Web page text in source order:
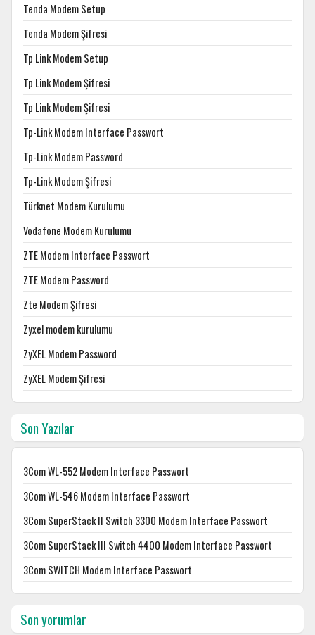
Tenda Modem Setup
Tenda Modem Şifresi
Tp Link Modem Setup
Tp Link Modem Şifresi
Tp Link Modem Şifresi
Tp-Link Modem Interface Passwort
Tp-Link Modem Password
Tp-Link Modem Şifresi
Türknet Modem Kurulumu
Vodafone Modem Kurulumu
ZTE Modem Interface Passwort
ZTE Modem Password
Zte Modem Şifresi
Zyxel modem kurulumu
ZyXEL Modem Password
ZyXEL Modem Şifresi
Son Yazılar
3Com WL-552 Modem Interface Passwort
3Com WL-546 Modem Interface Passwort
3Com SuperStack II Switch 3300 Modem Interface Passwort
3Com SuperStack III Switch 4400 Modem Interface Passwort
3Com SWITCH Modem Interface Passwort
Son yorumlar